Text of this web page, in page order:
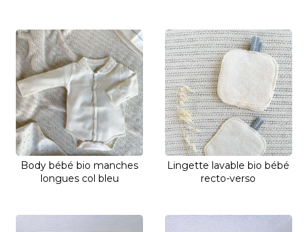
Body bébé bio manches
longues col bleu
Lingette lavable bio bébé
recto-verso